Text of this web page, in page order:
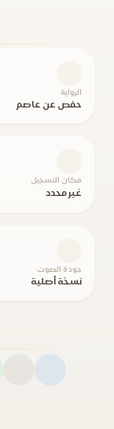
الرواية
حفص عن عاصم
مكان التسجيل
غير محدد
جودة الصوت
نسخة أصلية